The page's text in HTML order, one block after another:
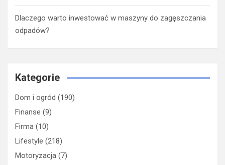
Dlaczego warto inwestować w maszyny do zagęszczania
odpadów?
Kategorie
Dom i ogród (190)
Finanse (9)
Firma (10)
Lifestyle (218)
Motoryzacja (7)